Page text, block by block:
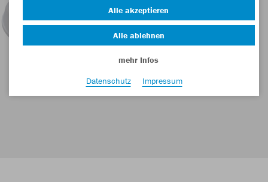
Alle akzeptieren
Alle ablehnen
mehr Infos
Datenschutz
Impressum